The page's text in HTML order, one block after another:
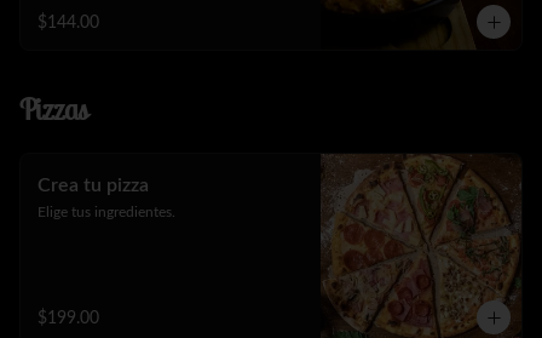
$144.00
Pizzas
Crea tu pizza
Elige tus ingredientes.
$199.00